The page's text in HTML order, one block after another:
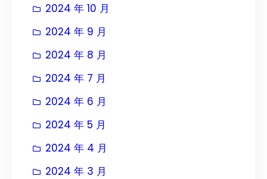
2024 年 10 月
2024 年 9 月
2024 年 8 月
2024 年 7 月
2024 年 6 月
2024 年 5 月
2024 年 4 月
2024 年 3 月